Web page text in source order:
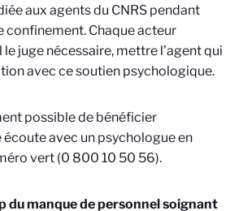
aux agents du CNRS pendant
confinement. Chaque acteur
le juge nécessaire, mettre l’agent qui
avec ce soutien psychologique.
possible de bénéficier
écoute avec un psychologue en
vert (0 800 10 50 56).
du manque de personnel soignant